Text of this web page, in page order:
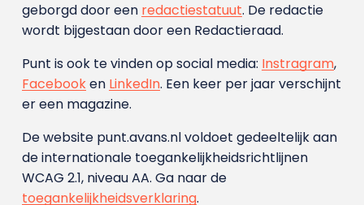
geborgd door een redactiestatuut. De redactie
wordt bijgestaan door een Redactieraad.
Punt is ook te vinden op social media: Instragram,
Facebooken LinkedIn. Een keer per jaar verschijnt
er een magazine.
De website punt.avans.nl voldoet gedeeltelijk aan
de internationale toegankelijkheidsrichtlijnen
WCAG 2.1, niveau AA. Ga naar de
toegankelijkheidsverklaring.